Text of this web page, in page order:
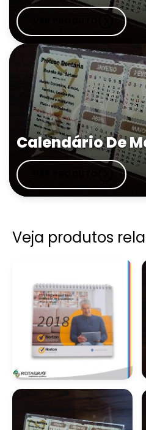
Calendário De
Veja produtos
Calendário De Mesa